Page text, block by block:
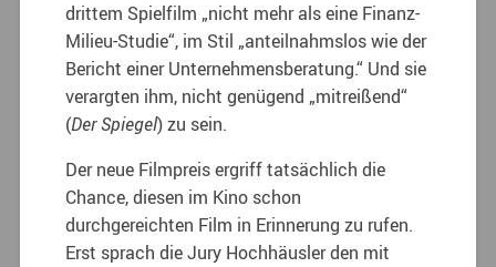
drittem Spielfilm „nicht mehr als eine Finanz-
Milieu-Studie“, im Stil „anteilnahmslos wie der
Bericht einer Unternehmensberatung.“ Und sie
verargten ihm, nicht genügend „mitreißend“
(Der Spiegel) zu sein.
Der neue Filmpreis ergriff tatsächlich die
Chance, diesen im Kino schon
durchgereichten Film in Erinnerung zu rufen.
Erst sprach die Jury Hochhäusler den mit